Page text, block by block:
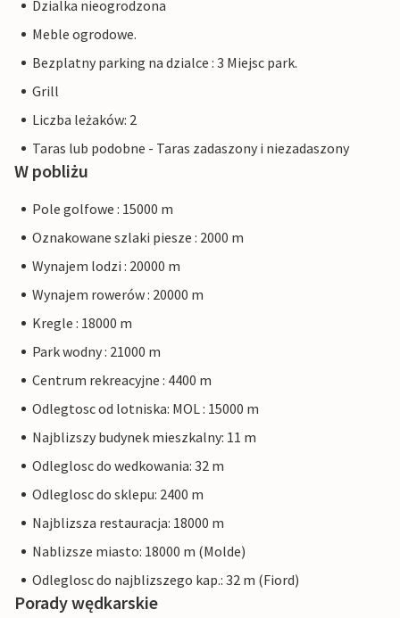
Dzialka nieogrodzona
Meble ogrodowe.
Bezplatny parking na dzialce : 3 Miejsc park.
Grill
Liczba leżaków: 2
Taras lub podobne - Taras zadaszony i niezadaszony
W pobliżu
Pole golfowe : 15000 m
Oznakowane szlaki piesze : 2000 m
Wynajem lodzi : 20000 m
Wynajem rowerów : 20000 m
Kregle : 18000 m
Park wodny : 21000 m
Centrum rekreacyjne : 4400 m
Odlegtosc od lotniska: MOL : 15000 m
Najblizszy budynek mieszkalny: 11 m
Odleglosc do wedkowania: 32 m
Odleglosc do sklepu: 2400 m
Najblizsza restauracja: 18000 m
Nablizsze miasto: 18000 m (Molde)
Odleglosc do najblizszego kap.: 32 m (Fiord)
Porady wędkarskie